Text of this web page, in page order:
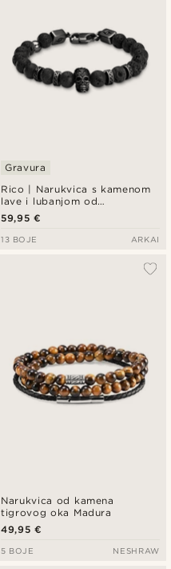
Rico | Narukvica s kamenom
lave i lubanjom od
nehrđajućeg čelika crne boje
Gravura
59,95 €
13 BOJE ARKAI
Narukvica od kamena
tigrovog oka Madura
49,95 €
5 BOJE NESHRAW